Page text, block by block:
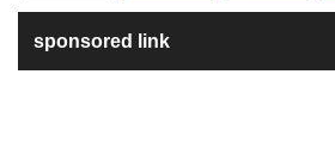
sponsored link